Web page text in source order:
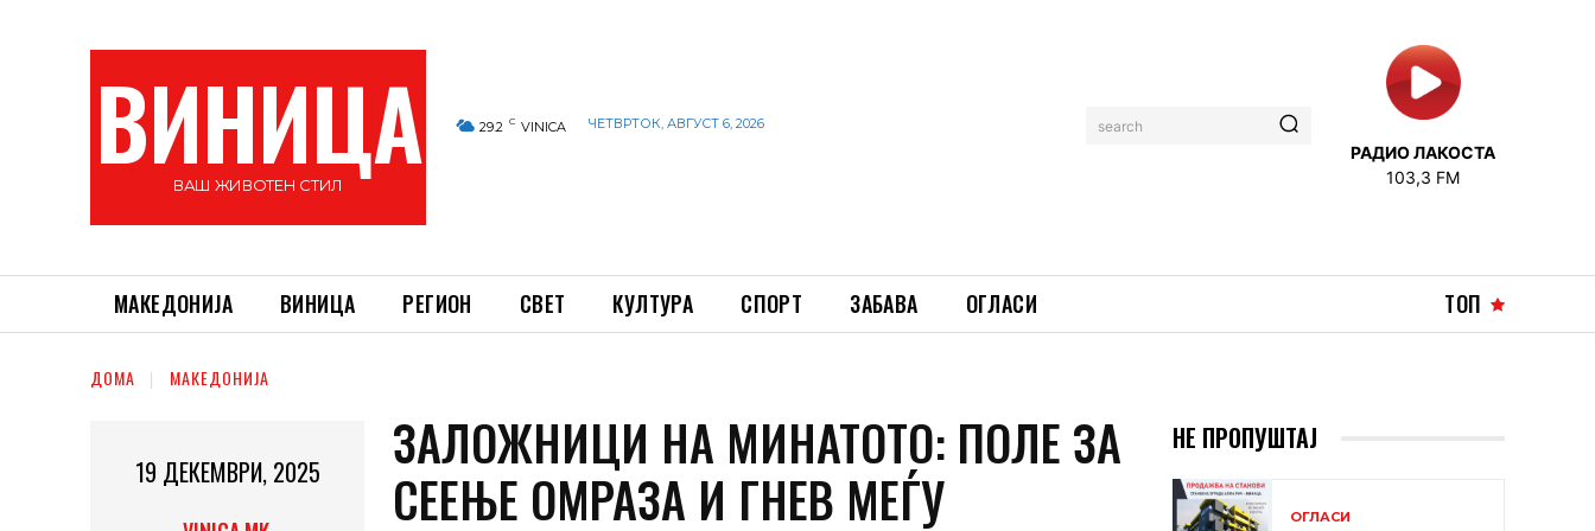
ВИНИЦА
ВАШ ЖИВОТЕН СТИЛ
29.2 C VINICA ЧЕТВРТОК, АВГУСТ 6, 2026 search
РАДИО ЛАКОСТА
103,3 FM
МАКЕДОНИЈА ВИНИЦА РЕГИОН СВЕТ КУЛТУРА СПОРТ ЗАБАВА ОГЛАСИ ТОП
ДОМА МАКЕДОНИЈА
19 ДЕКЕМВРИ, 2025
ЗАЛОЖНИЦИ НА МИНАТОТО: ПОЛЕ ЗА
СЕЕЊЕ ОМРАЗА И ГНЕВ МЕЃУ
НЕ ПРОПУШТАЈ
ОГЛАСИ